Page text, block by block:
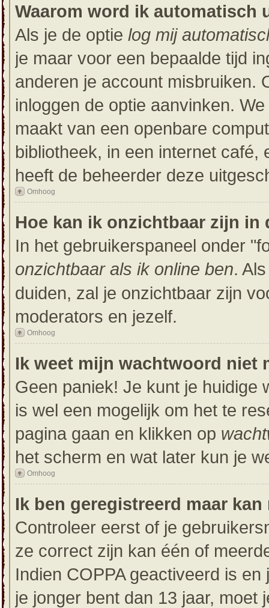
Waarom word ik automatisch
Als je de optie log mij
je maar voor een bepaalde tijd
anderen je account misbruiken.
inloggen de optie aanvinken.
maakt van een openbare
bibliotheek, in een internet
heeft de beheerder deze
Omhoog
Hoe kan ik onzichtbaar zijn
In het gebruikerspaneel onder
onzichtbaar als ik online ben.
duiden, zal je onzichtbaar zijn
moderators en jezelf.
Omhoog
Ik weet mijn wachtwoord niet
Geen paniek! Je kunt je huidige
is wel een mogelijk om het te
pagina gaan en klikken op
het scherm en wat later kun je
Omhoog
Ik ben geregistreerd maar
Controleer eerst of je
ze correct zijn kan één of
Indien COPPA geactiveerd is
je jonger bent dan 13 jaar, moet